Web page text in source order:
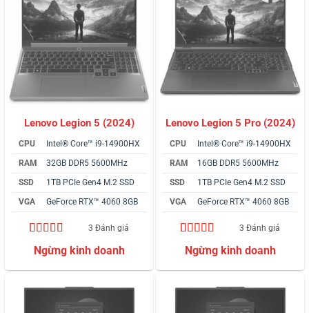
Lenovo Legion 5 (2024)
CPU
Intel® Core™ i9-14900HX
RAM
32GB DDR5 5600MHz
SSD
1TB PCIe Gen4 M.2 SSD
VGA
GeForce RTX™ 4060 8GB
4.67 trên 5
dựa trên
3
3 Đánh giá
Lenovo Legion 5 Pro (2024)
CPU
Intel® Core™ i9-14900HX
RAM
16GB DDR5 5600MHz
SSD
1TB PCIe Gen4 M.2 SSD
VGA
GeForce RTX™ 4060 8GB
5.00 trên 5
dựa trên
3
3 Đánh giá